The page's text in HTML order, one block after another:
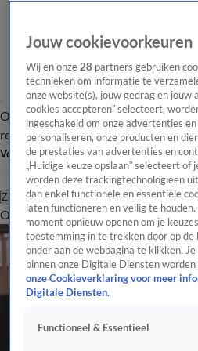
Overzicht Laatste nieuws Regionieuws
redactie
Volg Hart van Nederland
Zoeken
OverzichtRegioUitzendingenWeer
Jouw cookievoorkeuren
Wij en onze28 partners gebruiken
technieken om informatie te
onze website(s), jouw gedrag en jouw
cookies accepteren” selecteert,
ingeschakeld om onze advertenties
personaliseren, onze producten en
de prestaties van advertenties en
„Huidige keuze opslaan” selecteert
worden deze trackingtechnologieën
dan enkel functionele en essentiële
laten functioneren en veilig te
moment opnieuw openen om je
toestemming in te trekken door op
onder aan de webpagina te klikken. Je
binnen onze Digitale Diensten
onze Cookieverklaring voor meer
Digitale Diensten.
Functioneel & Essentieel